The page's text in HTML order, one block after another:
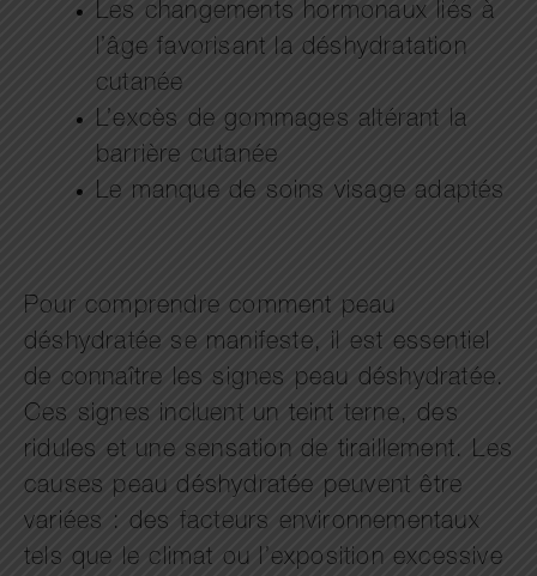
Les changements hormonaux liés à
l’âge favorisant la déshydratation
cutanée
L’excès de gommages altérant la
barrière cutanée
Le manque de soins visage adaptés
Pour comprendre comment peau
déshydratée se manifeste, il est essentiel
de connaître les signes peau déshydratée.
Ces signes incluent un teint terne, des
ridules et une sensation de tiraillement. Les
causes peau déshydratée peuvent être
variées : des facteurs environnementaux
tels que le climat ou l’exposition excessive